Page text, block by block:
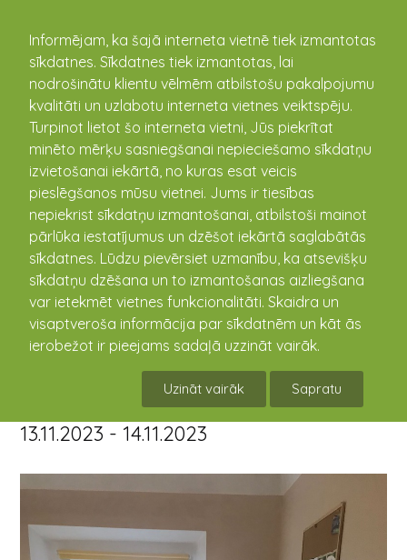
Informējam, ka šajā interneta vietnē tiek izmantotas
sīkdatnes. Sīkdatnes tiek izmantotas, lai
nodrošinātu klientu vēlmēm atbilstošu pakalpojumu
kvalitāti un uzlabotu interneta vietnes veiktspēju.
Turpinot lietot šo interneta vietni, Jūs piekrītat
minēto mērķu sasniegšanai nepieciešamo sīkdatņu
izvietošanai iekārtā, no kuras esat veicis
pieslēgšanos mūsu vietnei. Jums ir tiesības
nepiekrist sīkdatņu izmantošanai, atbilstoši mainot
pārlūka iestatījumus un dzēšot iekārtā saglabātās
sīkdatnes. Lūdzu pievērsiet uzmanību, ka atsevišķu
sīkdatņu dzēšana un to izmantošanas aizliegšana
var ietekmēt vietnes funkcionalitāti. Skaidra un
visaptveroša informācija par sīkdatnēm un kāt ās
ierobežot ir pieejams sadaļā uzzināt vairāk.
Uzināt vairāk Sapratu
kandava.lv
PASĀKUMU
KALENDĀRS
Pašpārvaldes jaunieši
piedalās Tukuma novada
pašpārvalžu apmācībās
13.11.2023 - 14.11.2023